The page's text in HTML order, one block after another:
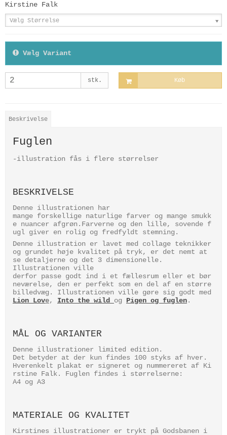
Kirstine Falk
Vælg Størrelse
Vælg Variant
stk. Køb
Beskrivelse
Fuglen
-illustration fås i flere størrelser
BESKRIVELSE
Denne illustrationen har
mange forskellige naturlige farver og mange smukk
e nuancer afgrøn.Farverne og den lille, sovende f
ugl giver en rolig og fredfyldt stemning.
Denne illustration er lavet med collage teknikker
og grundet høje kvalitet på tryk, er det nemt at
se detaljerne og det 3 dimensionelle.
Illustrationen ville
derfor passe godt ind i et fællesrum eller et bør
neværelse, den er perfekt som en del af en større
billedvæg. Illustrationen ville gøre sig godt med
Lion Love, Into the wild og Pigen og fuglen.
MÅL OG VARIANTER
Denne illustrationer limited edition.
Det betyder at der kun findes 100 styks af hver.
Hverenkelt plakat er signeret og nummereret af Ki
rstine Falk. Fuglen findes i størrelserne:
A4 og A3
MATERIALE OG KVALITET
Kirstines illustrationer er trykt på Godsbanen i